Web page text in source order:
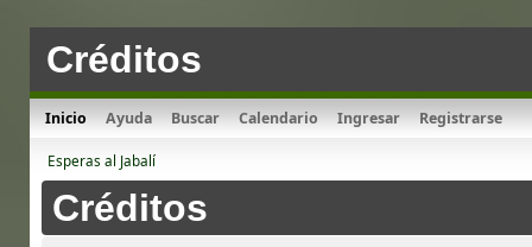
Créditos
Inicio Ayuda Buscar Calendario Ingresar Registrarse
Esperas al Jabalí
Créditos